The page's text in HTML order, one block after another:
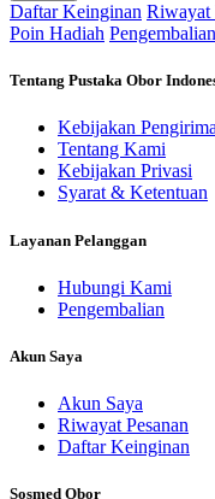
Daftar Keinginan Riwayat
Poin Hadiah Pengembalian
Tentang Pustaka Obor
Kebijakan
Tentang Kami
Kebijakan Privasi
Syarat & Ketentuan
Layanan Pelanggan
Hubungi Kami
Pengembalian
Akun Saya
Akun Saya
Riwayat Pesanan
Daftar Keinginan
Sosmed Obor